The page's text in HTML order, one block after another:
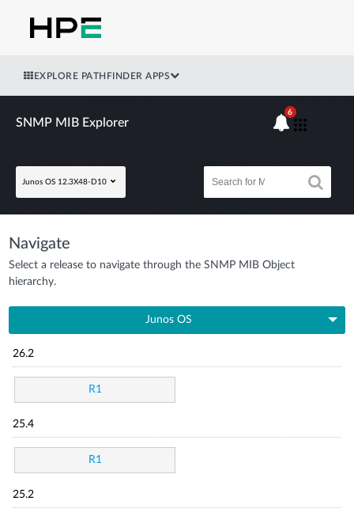
EXPLORE PATHFINDER APPS
SNMP MIB Explorer
Junos OS 12.3X48-D10
6
Navigate
Select a release to navigate through the SNMP MIB Object
hierarchy.
Junos OS
26.2
R1
25.4
R1
25.2